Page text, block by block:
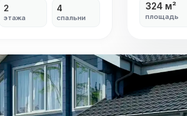
2
этажа
4
спальни
324 м²
площадь